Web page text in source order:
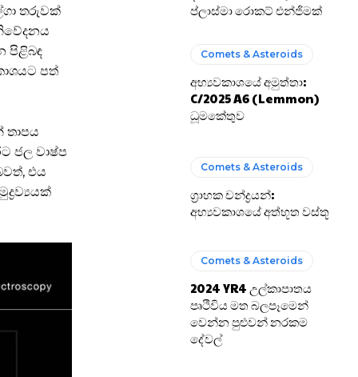
තරුවක්
පිළිබඳ
පත්
තාපය
ජල වාෂ්ප
එය
ප්ලාස්මා රොකට් එන්ජිමක්
Comets & Asteroids
අභ්‍යවකාශයේ අමුත්තා:
C/2025 A6 (Lemmon)
ධූමකේතුව
Comets & Asteroids
ග්‍රාහක චන්ද්‍රයන්:
අභ්‍යවකාශයේ අත්භූත වස්තූ
Comets & Asteroids
2024 YR4 උල්කාපාතය
පෘථිවිය මත බලපෑමෙන්
වෙන්න පුළුවන් නරකම
දේවල්